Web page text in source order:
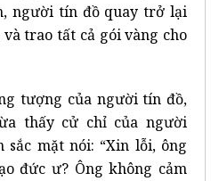
người tín đồ quay trở lại
trao tất cả gói vàng cho
tượng của người tín đồ,
thấy cử chỉ của người
mặt nói: “Xin lỗi, ông
đức ư? Ông không cảm